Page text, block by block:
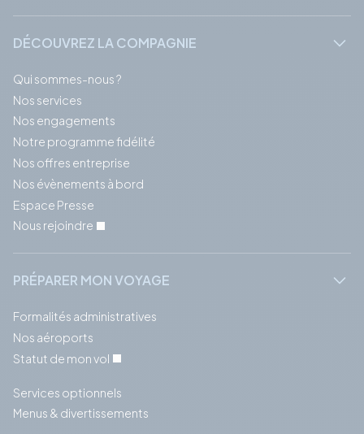
DÉCOUVREZ LA COMPAGNIE
Qui sommes-nous ?
Nos services
Nos engagements
Notre programme fidélité
Nos offres entreprise
Nos évènements à bord
Espace Presse
Nous rejoindre
PRÉPARER MON VOYAGE
Formalités administratives
Nos aéroports
Statut de mon vol
Services optionnels
Menus & divertissements